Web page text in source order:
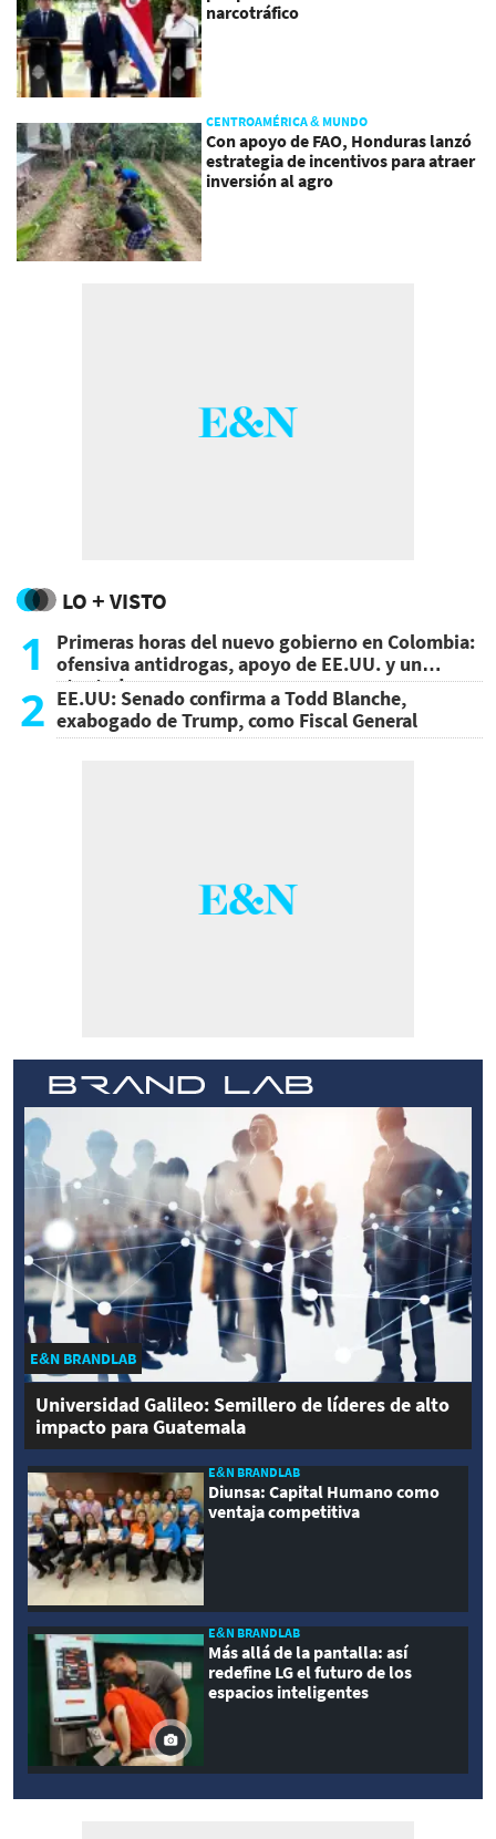
narcotráfico
CENTROAMÉRICA & MUNDO
Con apoyo de FAO, Honduras lanzó
estrategia de incentivos para atraer
inversión al agro
LO + VISTO
1
Primeras horas del nuevo gobierno en Colombia:
ofensiva antidrogas, apoyo de EE.UU. y un
atentado
2 EE.UU: Senado confirma a Todd Blanche,
exabogado de Trump, como Fiscal General
E&N BRANDLAB
Universidad Galileo: Semillero de líderes de alto
impacto para Guatemala
E&N BRANDLAB
Diunsa: Capital Humano como
ventaja competitiva
E&N BRANDLAB
Más allá de la pantalla: así
redefine LG el futuro de los
espacios inteligentes